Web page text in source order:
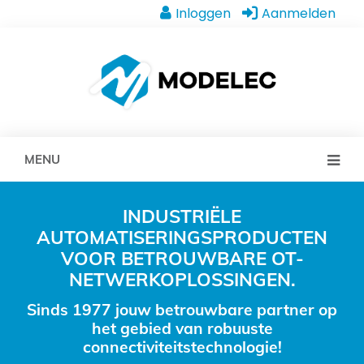
Inloggen Aanmelden
MENU
INDUSTRIËLE
AUTOMATISERINGSPRODUCTEN
VOOR BETROUWBARE OT-
NETWERKOPLOSSINGEN.
Sinds 1977 jouw betrouwbare partner op
het gebied van robuuste
connectiviteitstechnologie!